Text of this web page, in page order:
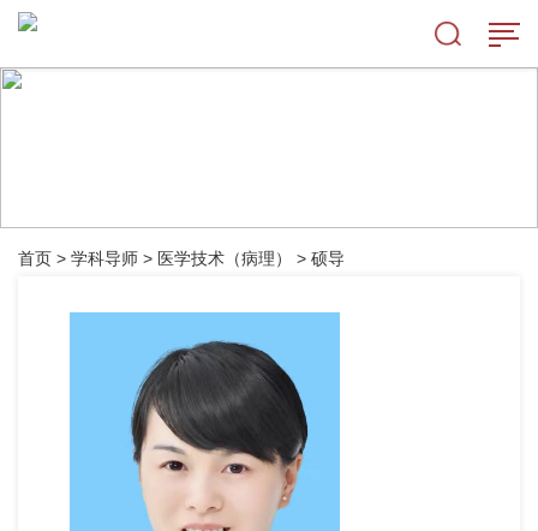
首页 > 学科导师 > 医学技术（病理） > 硕导